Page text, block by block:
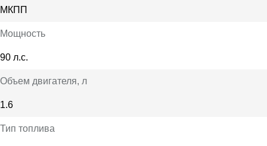
МКПП
Мощность
90 л.с.
Объем двигателя, л
1.6
Тип топлива